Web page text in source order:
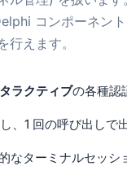
コンポーネン
えます。
ラクティブの各種認
、1 回の呼び出しで
なターミナルセッシ